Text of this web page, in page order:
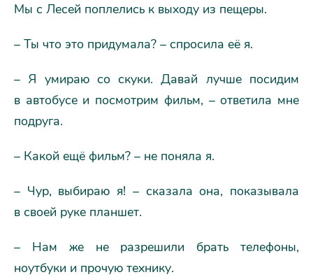
Мы с Лесей поплелись к выходу из пещеры.
– Ты что это придумала? – спросила её я.
– Я умираю со скуки. Давай лучше посидим
в автобусе и посмотрим фильм, – ответила мне
подруга.
– Какой ещё фильм? – не поняла я.
– Чур, выбираю я! – сказала она, показывала
в своей руке планшет.
– Нам же не разрешили брать телефоны,
ноутбуки и прочую технику.